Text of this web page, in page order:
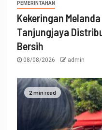
PEMERINTAHAN
Kekeringan
Tanjungjaya
Bersih
08/08/2026 admin
2 min read